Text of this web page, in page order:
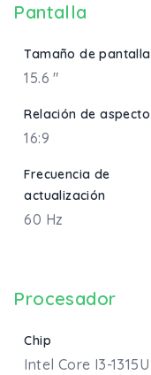
Pantalla
Tamaño de pantalla
15.6 "
Relación de aspecto
16:9
Frecuencia de
actualización
60 Hz
Procesador
Chip
Intel Core I3-1315U